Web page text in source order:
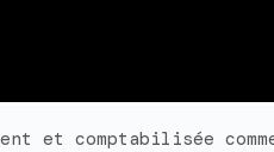
et comptabilisée